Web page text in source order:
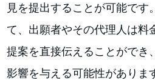
見を提出することが可能です
て、出願者やその代理人は料
提案を直接伝えることができ
影響を与える可能性がありま